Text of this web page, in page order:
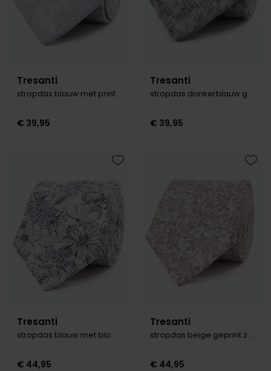
Tresanti
stropdas blauw met print
€ 39,95
Tresanti
stropdas donkerblauw geprint
€ 39,95
Tresanti
stropdas blauw met bloemen
€ 44,95
Tresanti
stropdas beige geprint zijde
€ 44,95